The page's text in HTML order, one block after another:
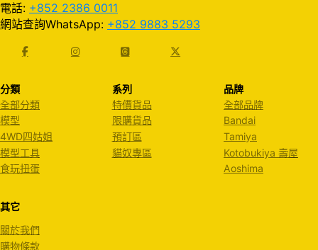
電話: +852 2386 0011
網站查詢WhatsApp: +852 9883 5293
分類
全部分類
模型
4WD四姑姐
模型工具
食玩扭蛋
系列
特價貨品
限購貨品
預訂區
貓奴專區
品牌
全部品牌
Bandai
Tamiya
Kotobukiya 壽屋
Aoshima
其它
關於我們
購物條款